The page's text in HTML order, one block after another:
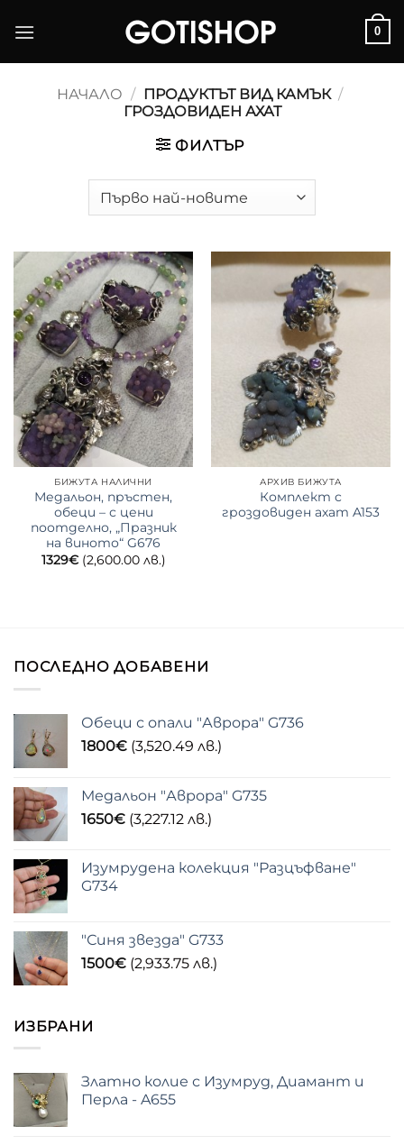
0
НАЧАЛО / ПРОДУКТЪТ ВИД КАМЪК /
ГРОЗДОВИДЕН АХАТ
ФИЛТЪР
БИЖУТА НАЛИЧНИ
Медальон, пръстен,
обеци – с цени
поотделно, „Празник
на виното“ G676
1329€ (2,600.00 лв.)
АРХИВ БИЖУТА
Комплект с
гроздовиден ахат A153
ПОСЛЕДНО ДОБАВЕНИ
Обеци с опали "Аврора" G736
1800€ (3,520.49 лв.)
Медальон "Аврора" G735
1650€ (3,227.12 лв.)
Изумрудена колекция "Разцъфване"
G734
"Синя звезда" G733
1500€ (2,933.75 лв.)
ИЗБРАНИ
Златно колие с Изумруд, Диамант и
Перла - A655